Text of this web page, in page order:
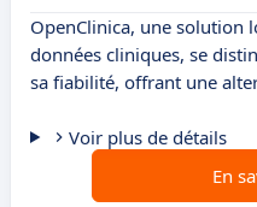
OpenClinica, une solution
données cliniques, se
sa fiabilité, offrant une
Voir plus de détails
En